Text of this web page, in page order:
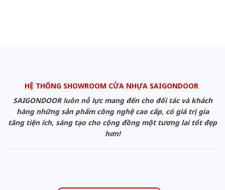
HỆ THỐNG SHOWROOM CỬA NHỰA SAIGONDOOR
SAIGONDOOR luôn nỗ lực mang đến cho đối tác và khách
hàng những sản phẩm công nghệ cao cấp, có giá trị gia
tăng tiện ích, sáng tạo cho cộng đồng một tương lai tốt đẹp
hơn!